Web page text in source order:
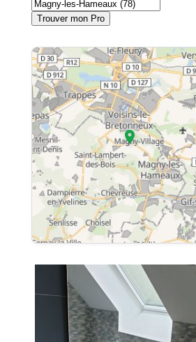
Trouver mon Pro